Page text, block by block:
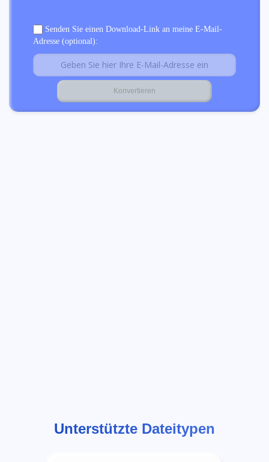
Senden Sie einen Download-Link an meine E-Mail-
Adresse (optional):
Unterstützte Dateitypen